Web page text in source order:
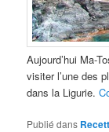
Aujourd’hui Ma-
visiter l’une des
dans la Ligurie.
Publié dans